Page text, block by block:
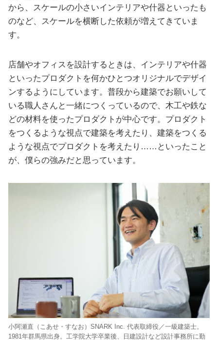
から、スケールの小さいインテリアや什器といったも
のなど、スケールを横断した依頼が増えてきていま
す。
店舗やオフィスを設計するときは、インテリアや什器
といったプロダクトを何かひとつオリジナルでデザイ
ンするようにしています。普段から建築でお願いして
いる職人さんと一緒につくっているので、木工や鉄な
どの材料を使ったプロダクトが中心です。プロダクト
をつくるような視点で建築を考えたり、建築をつくる
ような視点でプロダクトを考えたり……といったこと
が、僕らの強みだと思っています。
小阿瀬直（こあせ・すなお）SNARK Inc. 代表取締役／一級建築士。
1981年群馬県出身。工学院大学卒業後、日建設計など設計事務所に勤